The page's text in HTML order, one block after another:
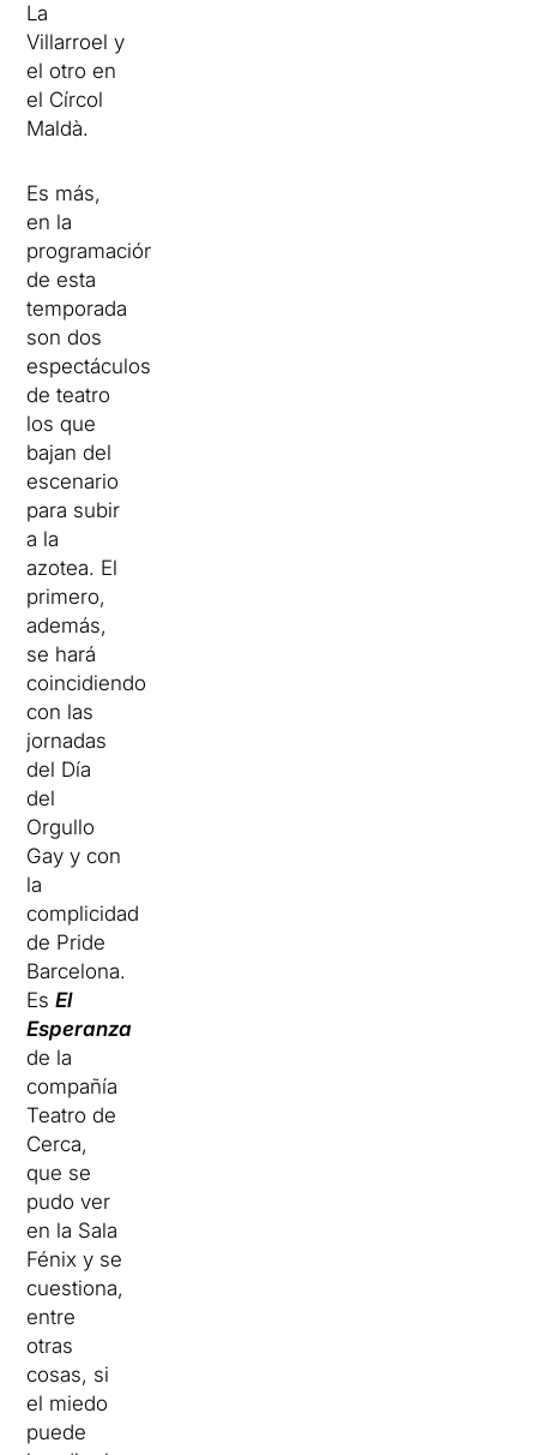
La
Villarroel y
el otro en
el Círcol
Maldà.
Es más,
en la
programación
de esta
temporada
son dos
espectáculos
de teatro
los que
bajan del
escenario
para subir
a la
azotea. El
primero,
además,
se hará
coincidiendo
con las
jornadas
del Día
del
Orgullo
Gay y con
la
complicidad
de Pride
Barcelona.
EsEl
Esperanza
de la
compañía
Teatro de
Cerca,
que se
pudo ver
en la Sala
Fénix y se
cuestiona,
entre
otras
cosas, si
el miedo
puede